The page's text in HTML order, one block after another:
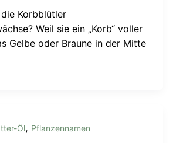
Korbblütler
Weil sie ein „Korb“ voller
Gelbe oder Braune in der Mitte
Öl, Pflanzennamen